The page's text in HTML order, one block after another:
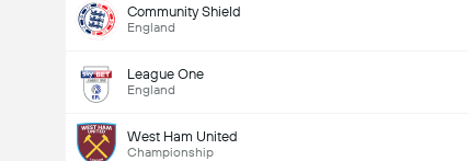
Community Shield
England
League One
England
West Ham United
Championship